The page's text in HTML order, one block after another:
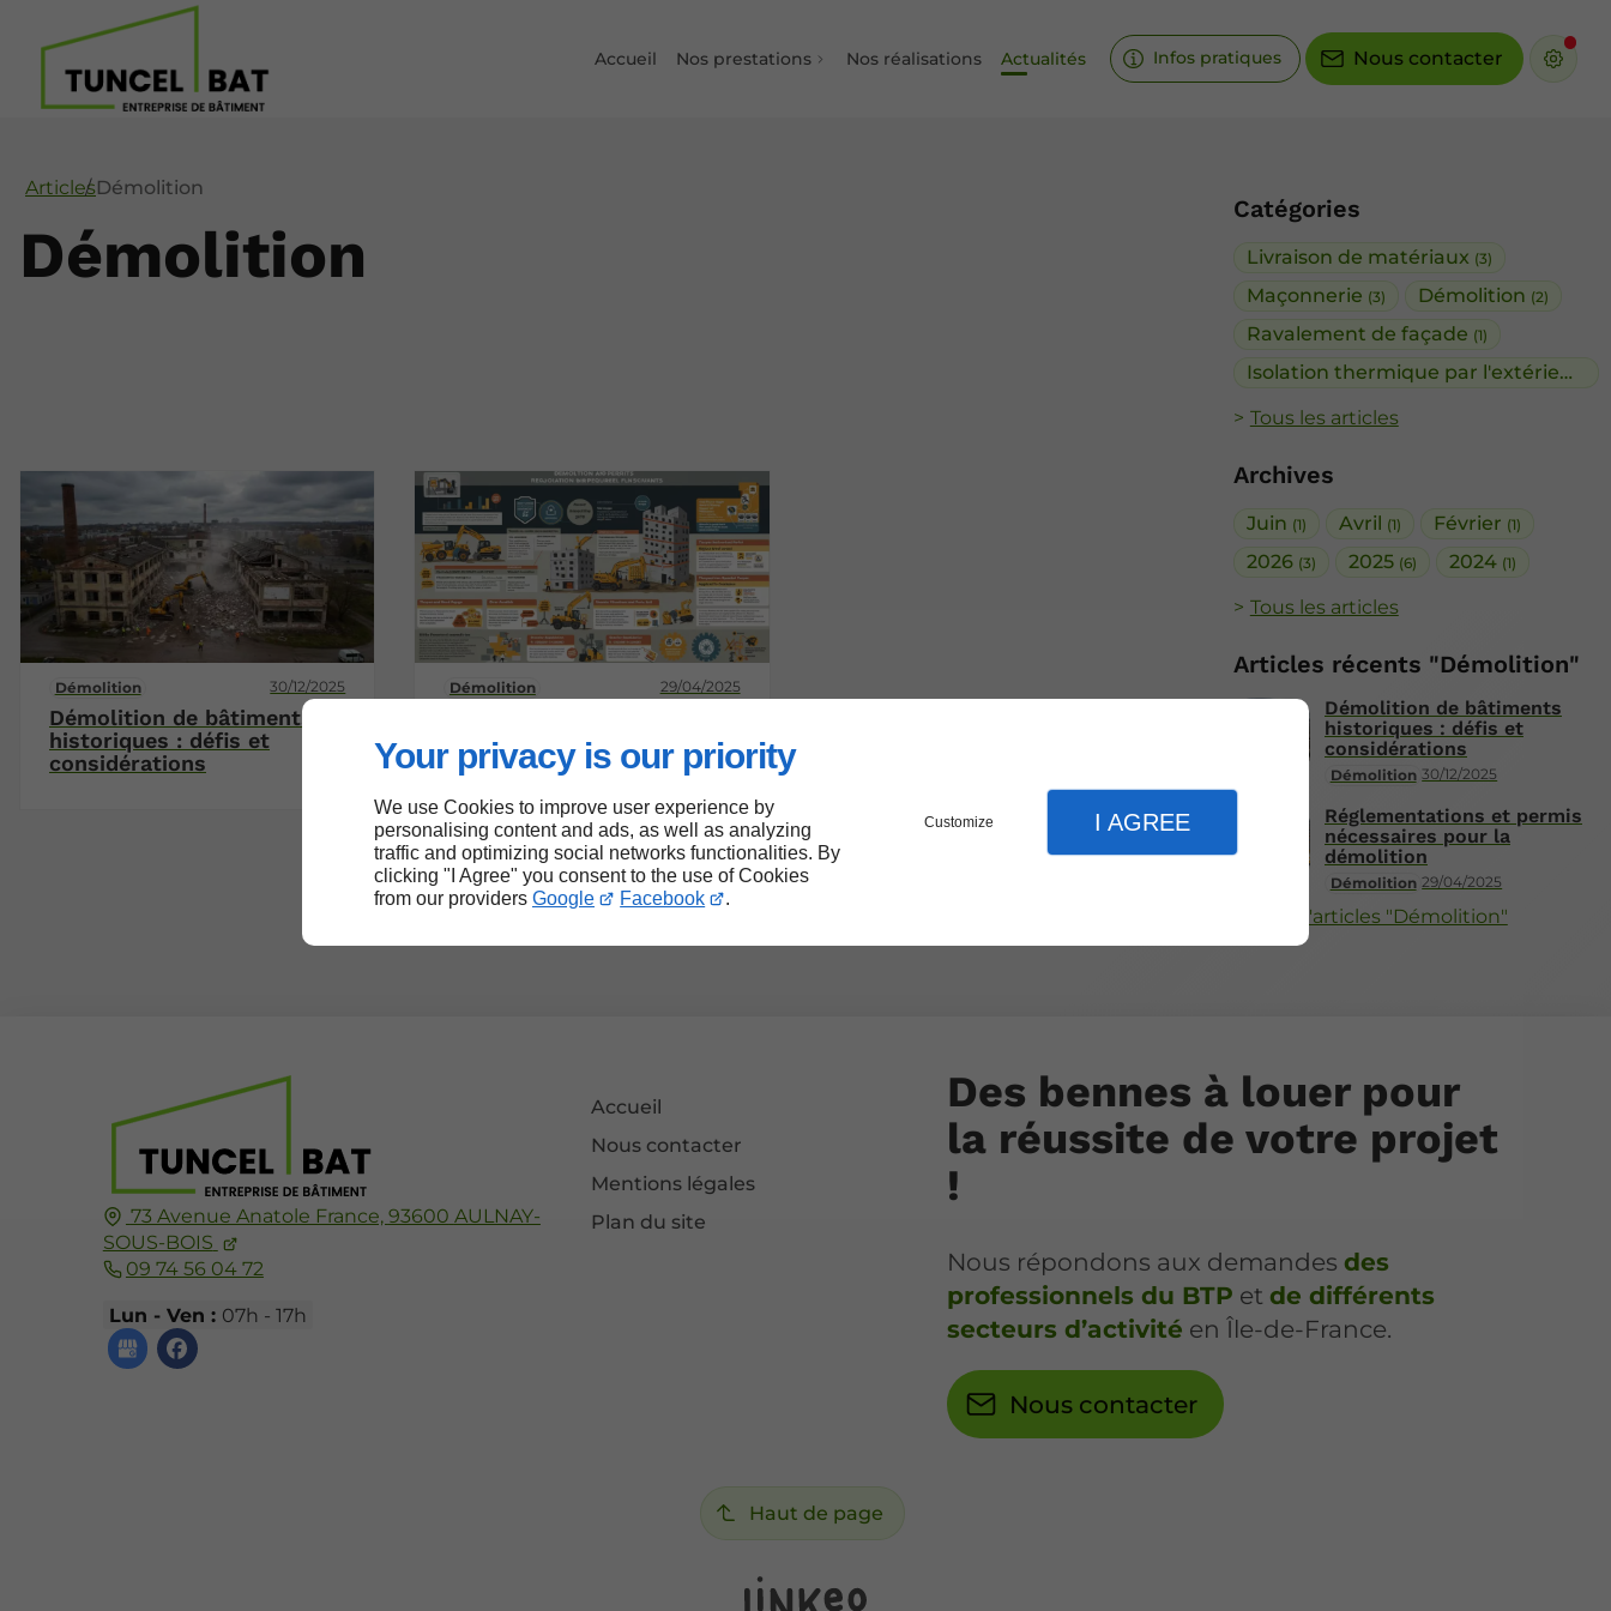
Your privacy is our priority
We use Cookies to improve user experience by
personalising content and ads, as well as analyzing
traffic and optimizing social networks functionalities. By
clicking "I Agree" you consent to the use of Cookies
from our providers Google Facebook .
Customize I AGREE
Accueil Nos prestations Nos réalisations Actualités Infos pratiques Nous contacter
Catégories
Livraison de matériaux (3)
Maçonnerie (3) Démolition (2)
Ravalement de façade (1)
Isolation thermique par l'extérieur
Tous les articles
Archives
Juin (1) Avril (1) Février (1)
2026 (3) 2025 (6) 2024 (1)
Tous les articles
Articles récents "Démolition"
Démolition 30/12/2025
Démolition de bâtiments
historiques : défis et
considérations
Démolition 29/04/2025
Réglementations et permis
nécessaires pour la
démolition
Plus d'articles "Démolition"
ArticlesDémolition
Démolition
Démolition 30/12/2025
Démolition de bâtiments
historiques : défis et
considérations
Démolition 29/04/2025
nécessaires pour la
démolition
73 Avenue Anatole France, 93600 AULNAY-
SOUS-BOIS
09 74 56 04 72
Lun - Ven : 07h - 17h
Accueil
Nous contacter
Mentions légales
Plan du site
Des bennes à louer pour
la réussite de votre projet
!
Nous répondons aux demandesdes
professionnels du BTP etde différents
secteurs d’activité en Île-de-France.
Nous contacter
Haut de page